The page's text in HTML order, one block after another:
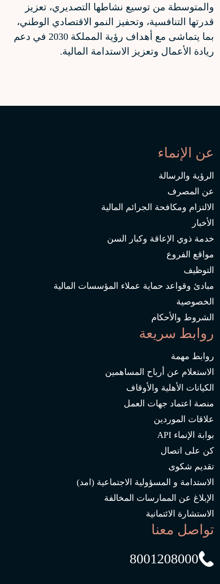
والمتوسطة من توسيع نشاطها التصديري، تعزيز
قدرتها التنافسية، وتحفيز النمو الاقتصادي الوطني،
بما يتماشى مع أهداف رؤية المملكة 2030 في دعم
ريادة الأعمال وتعزيز الاستدامة المالية.
عن الإنماء
الرؤية والرسالة
عن المصرف
الالتزام ومكافحة الجرائم المالية
الأخبار
خدمة ذوي الإعاقة وكبار السن
مواقع الفروع
التوظيف
مبادئ وقواعد حماية عملاء المؤسسات المالية
الخصوصية
الشروط والأحكام
روابط سريعة
روابط مهمة
الاستعلام عن أرباح المساهمين
الكيانات الأهلية والأوقاف
منصة اعتماد جهات العمل
علاقات الموردين
بوابة الإنماء API
كن على اتصال
تقديم شكوى
الاستدامة و المسؤولية الاجتماعية (امد)
الإبلاغ عن الممارسات المخالفة
الاستشارة الائتمانية
تواصل معنا
8001208000